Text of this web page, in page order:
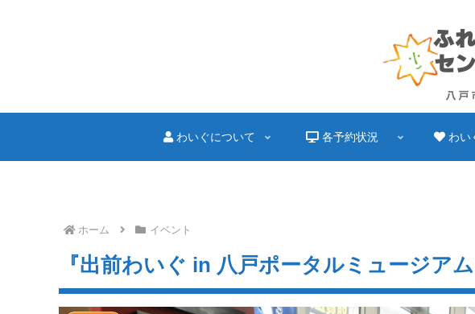
わいぐについて 各予約状況 わい
ホーム イベント
『出前わいぐ in 八戸ポータルミュージア